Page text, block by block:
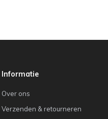
Informatie
Over ons
Verzenden & retourneren